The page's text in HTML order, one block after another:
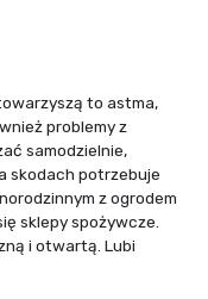
to astma,
problemy z
samodzielnie,
skodach potrzebuje
z ogrodem
sklepy spożywcze.
i otwartą. Lubi